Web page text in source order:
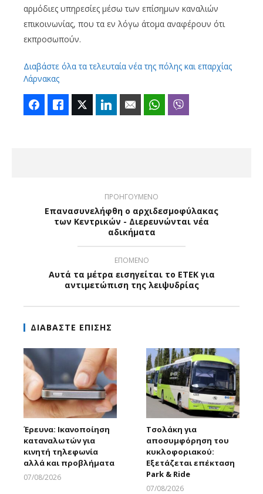
αρμόδιες υπηρεσίες μέσω των επίσημων καναλιών
επικοινωνίας, που τα εν λόγω άτομα αναφέρουν ότι
εκπροσωπούν.
Διαβάστε όλα τα τελευταία νέα της πόλης και επαρχίας
Λάρνακας
FacebookLike Twitter LinkedIn Email WhatsApp
ΠΡΟΗΓΟΥΜΕΝΟ
Επανασυνελήφθη ο αρχιδεσμοφύλακας
των Κεντρικών - Διερευνώνται νέα
αδικήματα
ΕΠΟΜΕΝΟ
Αυτά τα μέτρα εισηγείται το ΕΤΕΚ για
αντιμετώπιση της λειψυδρίας
ΔΙΑΒΑΣΤΕ ΕΠΙΣΗΣ
Έρευνα: Ικανοποίηση
καταναλωτών για
κινητή τηλεφωνία
αλλά και προβλήματα
07/08/2026
Τσολάκη για
αποσυμφόρηση του
κυκλοφοριακού:
Εξετάζεται επέκταση
Park & Ride
07/08/2026